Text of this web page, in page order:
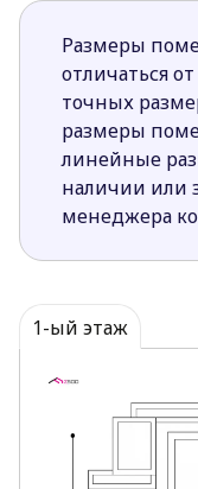
гардероб, что
дневной
Дневная
отделены
домочадцев
Кухня,
между собой.
кажется
Из каждого
выходы на
популярные
планировка
людей, а также
Размеры
отличаться
точных
размеры
линейные
наличии или
менеджера
1-ый этаж